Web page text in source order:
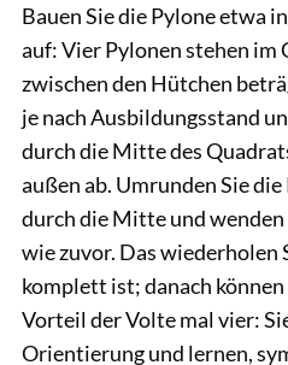
Bauen Sie die Pylone etwa
auf: Vier Pylonen stehen im
zwischen den Hütchen
je nach Ausbildungsstand
durch die Mitte des
außen ab. Umrunden Sie
durch die Mitte und
wie zuvor. Das wiederholen
komplett ist; danach
Vorteil der Volte mal vier:
Orientierung und lernen,